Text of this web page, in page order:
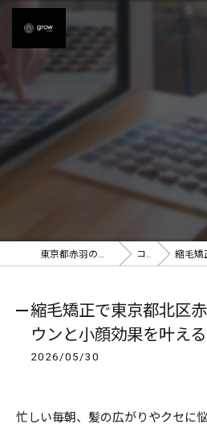
東京都赤羽の美容室ならgrow 赤羽 コラム 縮毛矯正で東京
縮毛矯正で東京都北区
ウンと小顔効果を叶え
2026/05/30
忙しい毎朝、髪の広がりやクセに